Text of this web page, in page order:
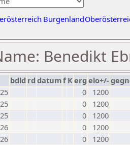
Burgenland
Benedikt
bdld rd datumf Kerg elo+/-
0
1200
0
1200
0
1200
0
1200
0
1200